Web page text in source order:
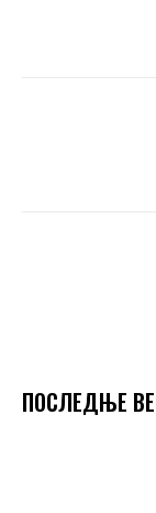
ПОСЛЕДЊЕ